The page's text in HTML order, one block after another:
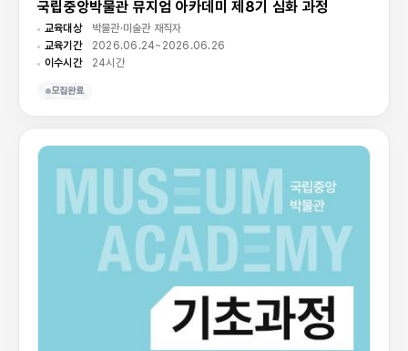
국립중앙박물관 뮤지엄 아카데미 제8기 심화 과정
교육대상
박물관·미술관 재직자
교육기간
2026.06.24~2026.06.26
이수시간
24시간
모집완료